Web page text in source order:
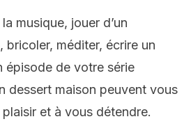
musique, jouer d’un
bricoler, méditer, écrire un
épisode de votre série
dessert maison peuvent vous
et à vous détendre.